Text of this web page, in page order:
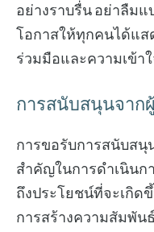
อย่างราบรื่น อย่าลืม
โอกาสให้ทุกคนได้แส
ร่วมมือและความเข้า
การสนับสนุนจาก
การขอรับการสนับสนุ
สำคัญในการดำเนินก
ถึงประโยชน์ที่จะเกิด
การสร้างความสัมพัน